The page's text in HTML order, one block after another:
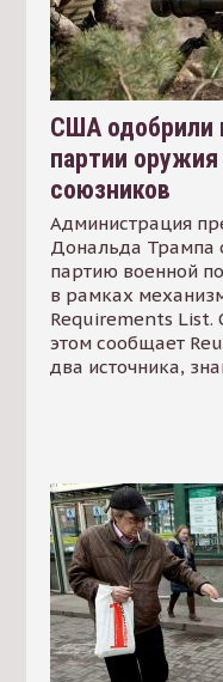
США одобрили
партии оружия
союзников
Администрация
Дональда Трампа
партию военной
в рамках
Requirements List.
этом сообщает
два источника,